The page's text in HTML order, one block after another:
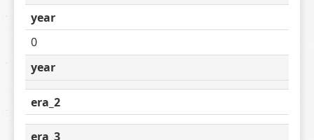
year
0
year
era_2
era_3